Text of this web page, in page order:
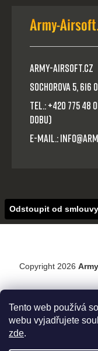
Tento web používá
webu vyjadřujete
zde.
Army-Airsoft.cz
Sochorova 5,
Tel.: +420 775
dobu)
E-mail.:
Odstoupit od smlouvy
Copyright 2026